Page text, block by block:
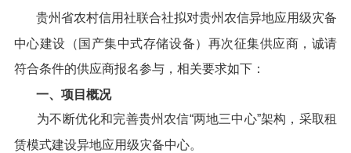
贵州省农村信用社联合社拟对贵州农信异地应用级灾备
中心建设（国产集中式存储设备）再次征集供应商，诚请
符合条件的供应商报名参与，相关要求如下：
一、项目概况
为不断优化和完善贵州农信“两地三中心”架构，采取租
赁模式建设异地应用级灾备中心。